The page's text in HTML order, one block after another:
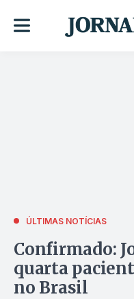
ÚLTIMAS NOTÍCIAS
Confirmado:
quarta
no Brasil